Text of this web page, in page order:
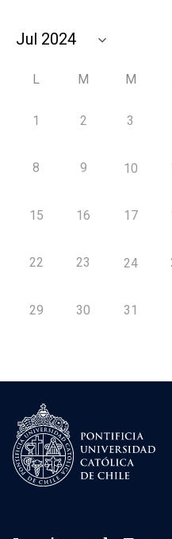
L M M
1 2 3
8 9 10
15 16 17
22 23 24
29 30 31